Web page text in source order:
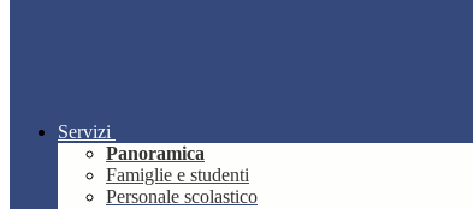
Servizi
Panoramica
Famiglie e studenti
Personale scolastico